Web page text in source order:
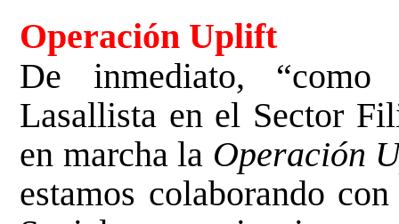
Operación Uplift
De inmediato, “como
Lasallista en el Sector
en marcha la Operación
estamos colaborando